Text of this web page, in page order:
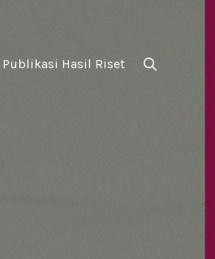
Publikasi Hasil Riset